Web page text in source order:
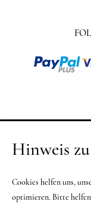
Hinweis
Cookies helfen uns,
optimieren. Bitte helfen